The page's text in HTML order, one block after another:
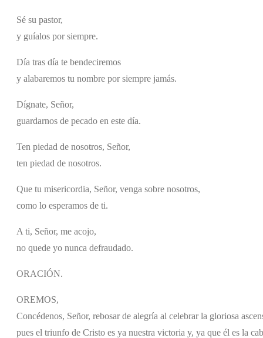
Sé su pastor,
y guíalos por siempre.
Día tras día te bendeciremos
y alabaremos tu nombre por siempre jamás.
Dígnate, Señor,
guardarnos de pecado en este día.
Ten piedad de nosotros, Señor,
ten piedad de nosotros.
Que tu misericordia, Señor, venga sobre nosotros,
como lo esperamos de ti.
A ti, Señor, me acojo,
no quede yo nunca defraudado.
ORACIÓN.
OREMOS,
Concédenos, Señor, rebosar de alegría al celebrar la gloriosa
pues el triunfo de Cristo es ya nuestra victoria y, ya que él es la